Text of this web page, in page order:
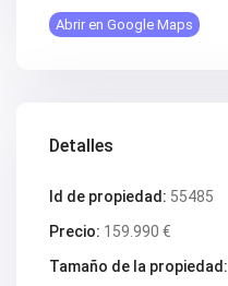
V2291
V2301
V2313
V2317
V2322
V2325
V2333
Abrir en Google Maps
Detalles
Id de propiedad: 55485
Precio: 159.990 €
Tamaño de la propiedad: